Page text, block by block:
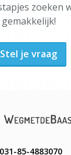
zoeken
gemakkelijk!
Stel je vraag
85-4883070